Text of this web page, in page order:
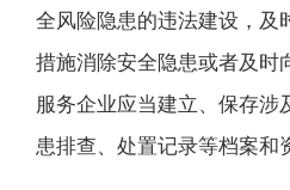
全风险隐患的违法建设，及
措施消除安全隐患或者及时
服务企业应当建立、保存涉
患排查、处置记录等档案和